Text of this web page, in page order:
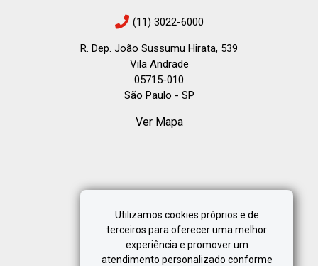
Utilizamos cookies próprios e de
terceiros para oferecer uma melhor
experiência e promover um
atendimento personalizado conforme
(11) 3022-6000
R. Dep. João Sussumu Hirata, 539
Vila Andrade
05715-010
São Paulo - SP
Ver Mapa
Política de Privacidade